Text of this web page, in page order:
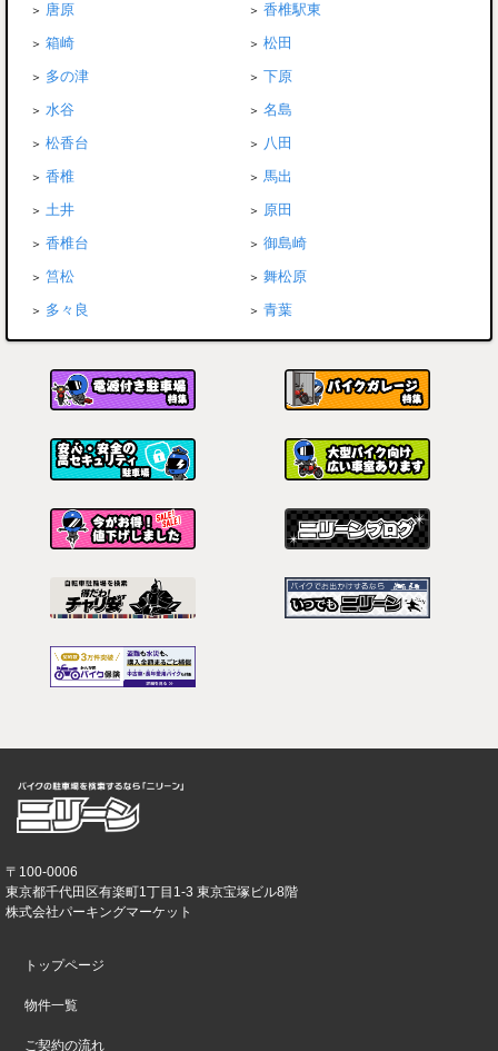
唐原
香椎駅東
箱崎
松田
多の津
下原
水谷
名島
松香台
八田
香椎
馬出
土井
原田
香椎台
御島崎
筥松
舞松原
多々良
青葉
〒100-0006
東京都千代田区有楽町1丁目1-3 東京宝塚ビル8階
株式会社パーキングマーケット
トップページ
物件一覧
ご契約の流れ